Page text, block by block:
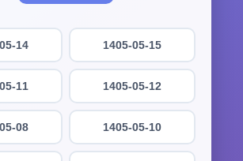
1405-05-15
14
1405-05-12
11
1405-05-10
08